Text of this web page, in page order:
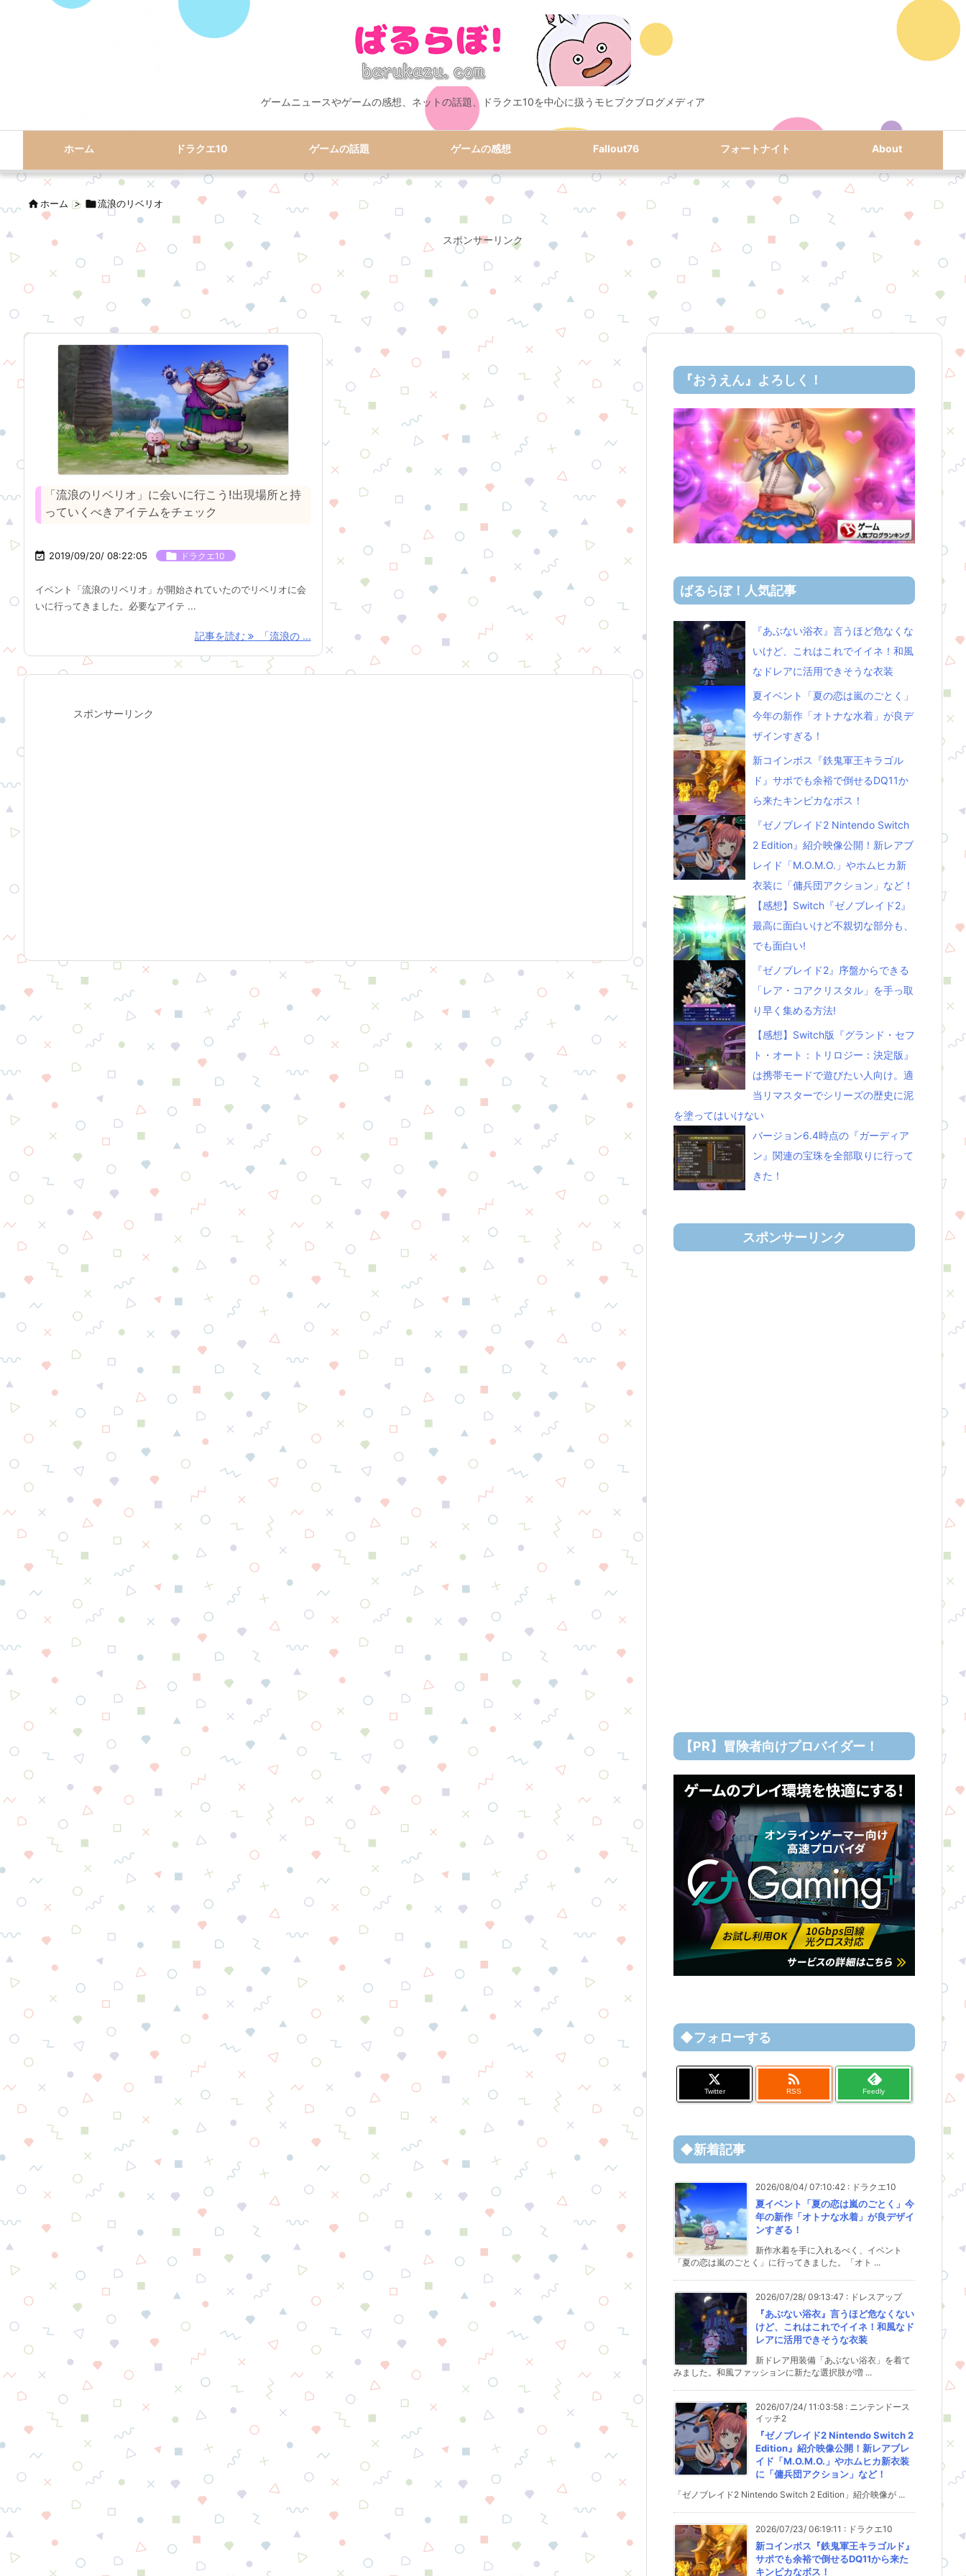
ゲームニュースやゲームの感想、ネットの話題、ドラクエ10を中心に扱うモヒプクブログメディア
ホーム ドラクエ10 ゲームの話題 ゲームの感想 Fallout76 フォートナイト About
ホーム > 流浪のリベリオ
スポンサーリンク
「流浪のリベリオ」に会いに行こう!出現場所と持
っていくべきアイテムをチェック
 2019/09/20/ 08:22:05  ドラクエ10
イベント「流浪のリベリオ」が開始されていたのでリベリオに会
いに行ってきました。必要なアイテ ...
記事を読む 「流浪の ...
スポンサーリンク
『おうえん』よろしく！
ばるらぼ！人気記事
『あぶない浴衣』言うほど危なくな
いけど、これはこれでイイネ！和風
なドレアに活用できそうな衣装
夏イベント「夏の恋は嵐のごとく」
今年の新作「オトナな水着」が良デ
ザインすぎる！
新コインボス『鉄鬼軍王キラゴル
ド』サポでも余裕で倒せるDQ11か
ら来たキンピカなボス！
『ゼノブレイド2 Nintendo Switch
2 Edition』紹介映像公開！新レアブ
レイド「M.O.M.O.」やホムヒカ新
衣装に「傭兵団アクション」など！
【感想】Switch『ゼノブレイド2』
最高に面白いけど不親切な部分も、
でも面白い!
『ゼノブレイド2』序盤からできる
「レア・コアクリスタル」を手っ取
り早く集める方法!
【感想】Switch版『グランド・セフ
ト・オート：トリロジー：決定版』
は携帯モードで遊びたい人向け。適
当リマスターでシリーズの歴史に泥
を塗ってはいけない
バージョン6.4時点の『ガーディア
ン』関連の宝珠を全部取りに行って
きた！
スポンサーリンク
【PR】冒険者向けプロバイダー！
◆フォローする
Twitter

RSS Feedly
◆新着記事
2026/08/04/ 07:10:42 : ドラクエ10
夏イベント「夏の恋は嵐のごとく」今
年の新作「オトナな水着」が良デザイ
ンすぎる！
新作水着を手に入れるべく、イベント
「夏の恋は嵐のごとく」に行ってきました。「オト ...
2026/07/28/ 09:13:47 : ドレスアップ
『あぶない浴衣』言うほど危なくない
けど、これはこれでイイネ！和風なド
レアに活用できそうな衣装
新ドレア用装備「あぶない浴衣」を着て
みました。和風ファッションに新たな選択肢が増 ...
2026/07/24/ 11:03:58 : ニンテンドース
イッチ2
『ゼノブレイド2 Nintendo Switch 2
Edition』紹介映像公開！新レアブレ
イド「M.O.M.O.」やホムヒカ新衣装
に「傭兵団アクション」など！
「ゼノブレイド2 Nintendo Switch 2 Edition」紹介映像が ...
2026/07/23/ 06:19:11 : ドラクエ10
新コインボス『鉄鬼軍王キラゴルド』
サポでも余裕で倒せるDQ11から来た
キンピカなボス！